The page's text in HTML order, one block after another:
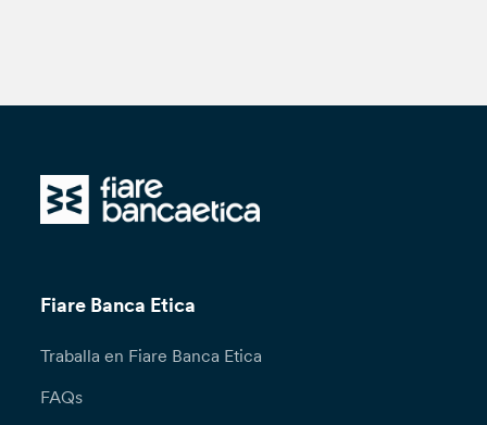
Fiare Banca Etica
Traballa en Fiare Banca Etica
FAQs